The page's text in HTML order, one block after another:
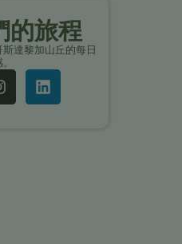
的旅程
斯達黎加山丘的每日